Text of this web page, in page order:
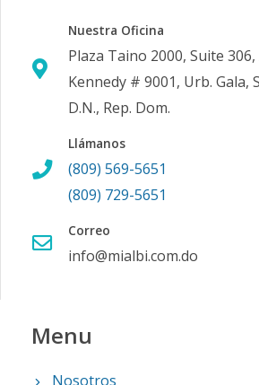
Nuestra Oficina
Plaza Taino 2000, Suite 306,
Kennedy # 9001, Urb. Gala,
D.N., Rep. Dom.
Llámanos
(809) 569-5651
(809) 729-5651
Correo
info@mialbi.com.do
Menu
Nosotros